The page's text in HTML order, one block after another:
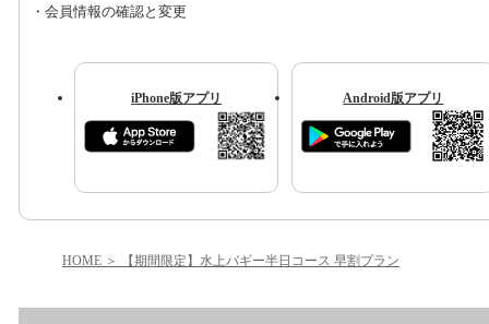
・会員情報の確認と変更
iPhone版アプリ Android版アプリ
HOME 【期間限定】水上バギー半日コース 早割プラン